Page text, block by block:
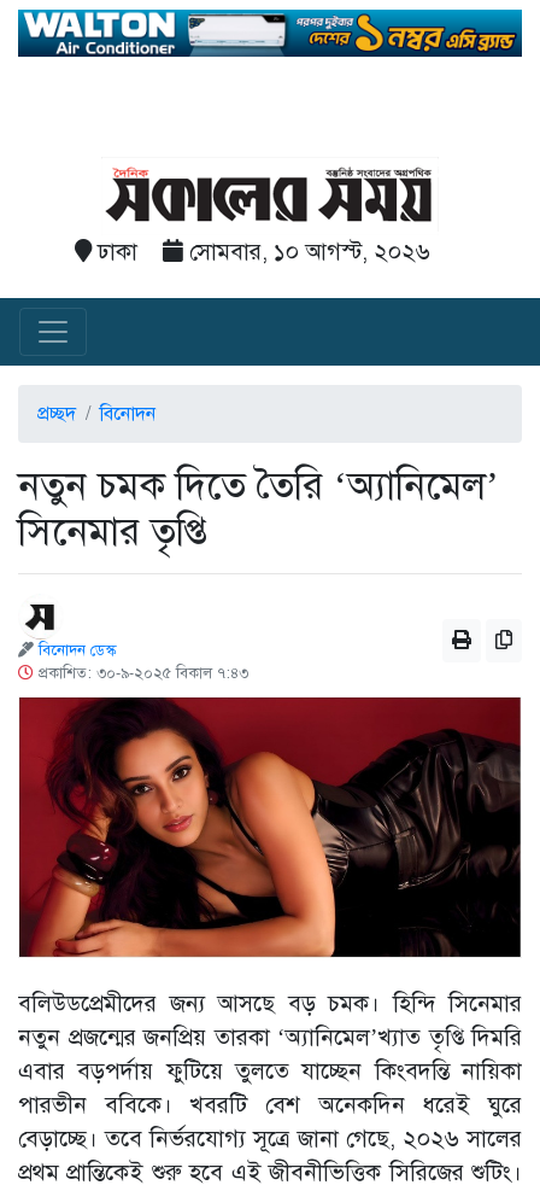
ঢাকা সোমবার, ১০ আগস্ট, ২০২৬
প্রচ্ছদ বিনোদন
নতুন চমক দিতে তৈরি ‘অ্যানিমেল’
সিনেমার তৃপ্তি
বিনোদন ডেস্ক
প্রকাশিত: ৩০-৯-২০২৫ বিকাল ৭:৪৩
বলিউডপ্রেমীদের জন্য আসছে বড় চমক। হিন্দি সিনেমার
নতুন প্রজন্মের জনপ্রিয় তারকা ‘অ্যানিমেল’খ্যাত তৃপ্তি দিমরি
এবার বড়পর্দায় ফুটিয়ে তুলতে যাচ্ছেন কিংবদন্তি নায়িকা
পারভীন ববিকে। খবরটি বেশ অনেকদিন ধরেই ঘুরে
বেড়াচ্ছে। তবে নির্ভরযোগ্য সূত্রে জানা গেছে, ২০২৬ সালের
প্রথম প্রান্তিকেই শুরু হবে এই জীবনীভিত্তিক সিরিজের শুটিং।